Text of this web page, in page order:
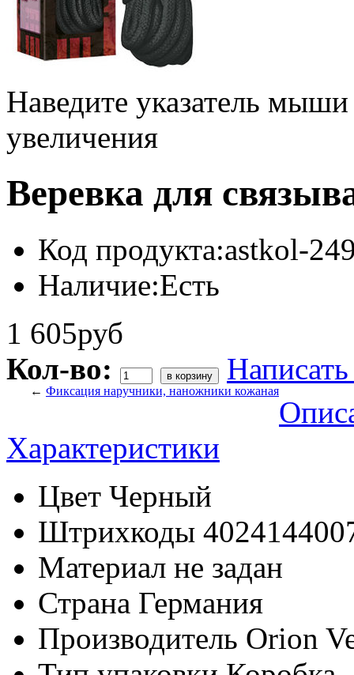
Наведите указатель
увеличения
Веревка для
Код продукта:astkol-
Наличие:Есть
1 605руб
Кол-во:
← Фиксация наручники, наножники кожаная
Характеристики
Цвет Черный
Штрихкоды
Материал не задан
Страна Германия
Производитель Orion